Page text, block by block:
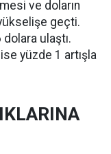
ve doların
geçti.
ulaştı.
yüzde 1 artışla